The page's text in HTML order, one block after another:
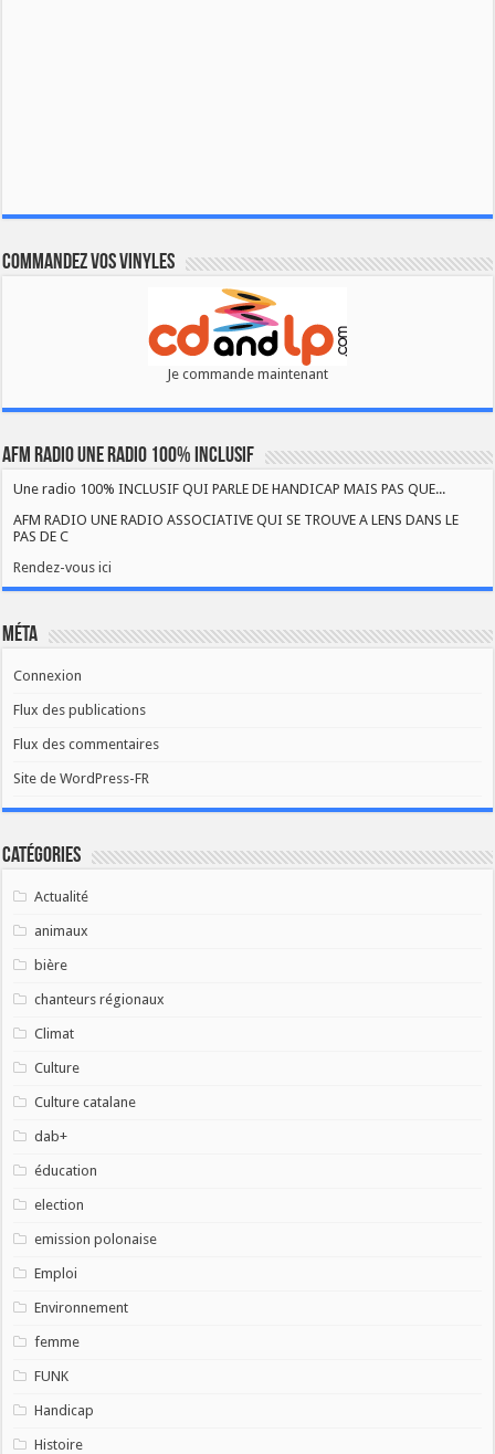
Commandez vos vinyles
Je commande maintenant
AFM RADIO UNE RADIO 100% INCLUSIF
Une radio 100% INCLUSIF QUI PARLE DE HANDICAP MAIS PAS QUE...
AFM RADIO UNE RADIO ASSOCIATIVE QUI SE TROUVE A LENS DANS LE
PAS DE C
Rendez-vous ici
Méta
Connexion
Flux des publications
Flux des commentaires
Site de WordPress-FR
Catégories
Actualité
animaux
bière
chanteurs régionaux
Climat
Culture
Culture catalane
dab+
éducation
election
emission polonaise
Emploi
Environnement
femme
FUNK
Handicap
Histoire